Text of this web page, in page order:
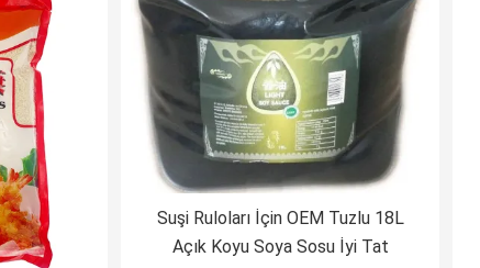
Suşi Ruloları İçin OEM Tuzlu 18L
Açık Koyu Soya Sosu İyi Tat